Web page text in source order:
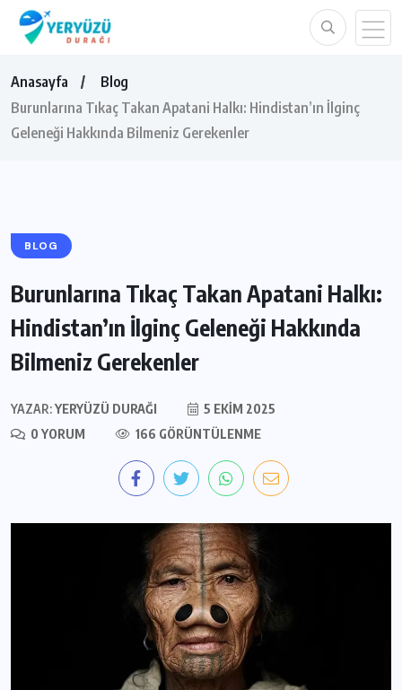
Anasayfa
Blog
Burunlarına Tıkaç Takan Apatani Halkı: Hindistan’ın İlginç
Geleneği Hakkında Bilmeniz Gerekenler
BLOG
Burunlarına Tıkaç Takan Apatani Halkı:
Hindistan’ın İlginç Geleneği Hakkında
Bilmeniz Gerekenler
YAZAR:YERYÜZÜ DURAĞI
5 EKIM 2025
0 YORUM
166 GÖRÜNTÜLENME